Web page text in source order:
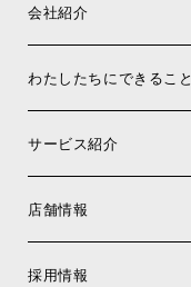
会社紹介
わたしたちにできること
サービス紹介
店舗情報
採用情報